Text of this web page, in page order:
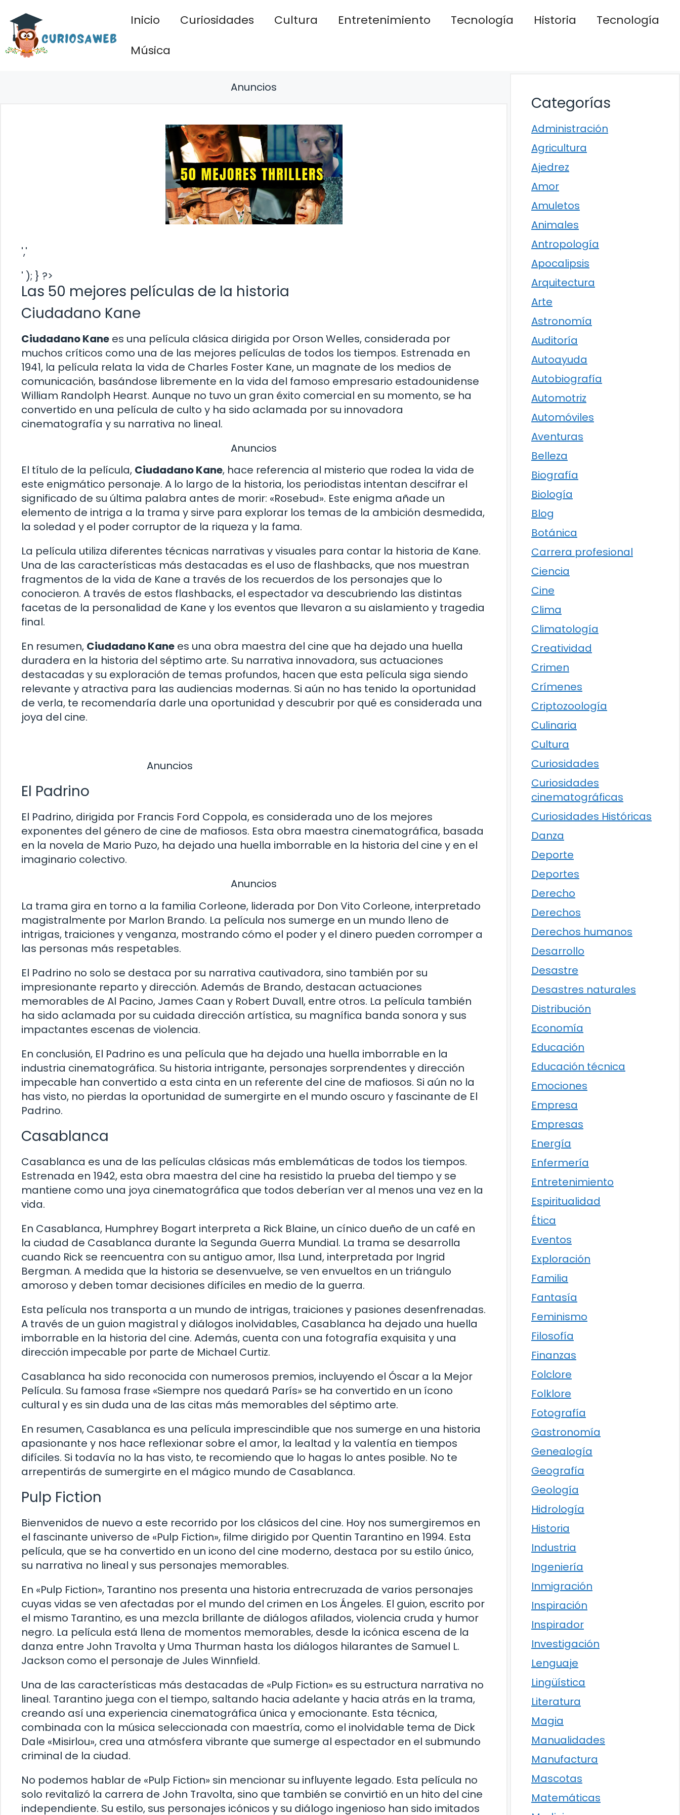
contenido
Inicio Curiosidades Cultura Entretenimiento Tecnología Historia
Tecnología
Música
Anuncios
','
' ); } ?>
Las 50 mejores películas de la historia
Ciudadano Kane
Ciudadano Kane es una película clásica dirigida por Orson Welles, considerada por
muchos críticos como una de las mejores películas de todos los tiempos. Estrenada en
1941, la película relata la vida de Charles Foster Kane, un magnate de los medios de
comunicación, basándose libremente en la vida del famoso empresario estadounidense
William Randolph Hearst. Aunque no tuvo un gran éxito comercial en su momento, se ha
convertido en una película de culto y ha sido aclamada por su innovadora
cinematografía y su narrativa no lineal.
Anuncios
El título de la película, Ciudadano Kane, hace referencia al misterio que rodea la vida de
este enigmático personaje. A lo largo de la historia, los periodistas intentan descifrar el
significado de su última palabra antes de morir: «Rosebud». Este enigma añade un
elemento de intriga a la trama y sirve para explorar los temas de la ambición desmedida,
la soledad y el poder corruptor de la riqueza y la fama.
La película utiliza diferentes técnicas narrativas y visuales para contar la historia de Kane.
Una de las características más destacadas es el uso de flashbacks, que nos muestran
fragmentos de la vida de Kane a través de los recuerdos de los personajes que lo
conocieron. A través de estos flashbacks, el espectador va descubriendo las distintas
facetas de la personalidad de Kane y los eventos que llevaron a su aislamiento y tragedia
final.
En resumen, Ciudadano Kane es una obra maestra del cine que ha dejado una huella
duradera en la historia del séptimo arte. Su narrativa innovadora, sus actuaciones
destacadas y su exploración de temas profundos, hacen que esta película siga siendo
relevante y atractiva para las audiencias modernas. Si aún no has tenido la oportunidad
de verla, te recomendaría darle una oportunidad y descubrir por qué es considerada una
joya del cine.
Anuncios
El Padrino
El Padrino, dirigida por Francis Ford Coppola, es considerada uno de los mejores
exponentes del género de cine de mafiosos. Esta obra maestra cinematográfica, basada
en la novela de Mario Puzo, ha dejado una huella imborrable en la historia del cine y en el
imaginario colectivo.
Anuncios
La trama gira en torno a la familia Corleone, liderada por Don Vito Corleone, interpretado
magistralmente por Marlon Brando. La película nos sumerge en un mundo lleno de
intrigas, traiciones y venganza, mostrando cómo el poder y el dinero pueden corromper a
las personas más respetables.
El Padrino no solo se destaca por su narrativa cautivadora, sino también por su
impresionante reparto y dirección. Además de Brando, destacan actuaciones
memorables de Al Pacino, James Caan y Robert Duvall, entre otros. La película también
ha sido aclamada por su cuidada dirección artística, su magnífica banda sonora y sus
impactantes escenas de violencia.
En conclusión, El Padrino es una película que ha dejado una huella imborrable en la
industria cinematográfica. Su historia intrigante, personajes sorprendentes y dirección
impecable han convertido a esta cinta en un referente del cine de mafiosos. Si aún no la
has visto, no pierdas la oportunidad de sumergirte en el mundo oscuro y fascinante de El
Padrino.
Casablanca
Casablanca es una de las películas clásicas más emblemáticas de todos los tiempos.
Estrenada en 1942, esta obra maestra del cine ha resistido la prueba del tiempo y se
mantiene como una joya cinematográfica que todos deberían ver al menos una vez en la
vida.
En Casablanca, Humphrey Bogart interpreta a Rick Blaine, un cínico dueño de un café en
la ciudad de Casablanca durante la Segunda Guerra Mundial. La trama se desarrolla
cuando Rick se reencuentra con su antiguo amor, Ilsa Lund, interpretada por Ingrid
Bergman. A medida que la historia se desenvuelve, se ven envueltos en un triángulo
amoroso y deben tomar decisiones difíciles en medio de la guerra.
Esta película nos transporta a un mundo de intrigas, traiciones y pasiones desenfrenadas.
A través de un guion magistral y diálogos inolvidables, Casablanca ha dejado una huella
imborrable en la historia del cine. Además, cuenta con una fotografía exquisita y una
dirección impecable por parte de Michael Curtiz.
Casablanca ha sido reconocida con numerosos premios, incluyendo el Óscar a la Mejor
Película. Su famosa frase «Siempre nos quedará París» se ha convertido en un ícono
cultural y es sin duda una de las citas más memorables del séptimo arte.
En resumen, Casablanca es una película imprescindible que nos sumerge en una historia
apasionante y nos hace reflexionar sobre el amor, la lealtad y la valentía en tiempos
difíciles. Si todavía no la has visto, te recomiendo que lo hagas lo antes posible. No te
arrepentirás de sumergirte en el mágico mundo de Casablanca.
Pulp Fiction
Bienvenidos de nuevo a este recorrido por los clásicos del cine. Hoy nos sumergiremos en
el fascinante universo de «Pulp Fiction», filme dirigido por Quentin Tarantino en 1994. Esta
película, que se ha convertido en un icono del cine moderno, destaca por su estilo único,
su narrativa no lineal y sus personajes memorables.
En «Pulp Fiction», Tarantino nos presenta una historia entrecruzada de varios personajes
cuyas vidas se ven afectadas por el mundo del crimen en Los Ángeles. El guion, escrito por
el mismo Tarantino, es una mezcla brillante de diálogos afilados, violencia cruda y humor
negro. La película está llena de momentos memorables, desde la icónica escena de la
danza entre John Travolta y Uma Thurman hasta los diálogos hilarantes de Samuel L.
Jackson como el personaje de Jules Winnfield.
Una de las características más destacadas de «Pulp Fiction» es su estructura narrativa no
lineal. Tarantino juega con el tiempo, saltando hacia adelante y hacia atrás en la trama,
creando así una experiencia cinematográfica única y emocionante. Esta técnica,
combinada con la música seleccionada con maestría, como el inolvidable tema de Dick
Dale «Misirlou», crea una atmósfera vibrante que sumerge al espectador en el submundo
criminal de la ciudad.
No podemos hablar de «Pulp Fiction» sin mencionar su influyente legado. Esta película no
solo revitalizó la carrera de John Travolta, sino que también se convirtió en un hito del cine
independiente. Su estilo, sus personajes icónicos y su diálogo ingenioso han sido imitados
Categorías
Administración
Agricultura
Ajedrez
Amor
Amuletos
Animales
Antropología
Apocalipsis
Arquitectura
Arte
Astronomía
Auditoría
Autoayuda
Autobiografía
Automotriz
Automóviles
Aventuras
Belleza
Biografía
Biología
Blog
Botánica
Carrera profesional
Ciencia
Cine
Clima
Climatología
Creatividad
Crimen
Crímenes
Criptozoología
Culinaria
Cultura
Curiosidades
Curiosidades
cinematográficas
Curiosidades Históricas
Danza
Deporte
Deportes
Derecho
Derechos
Derechos humanos
Desarrollo
Desastre
Desastres naturales
Distribución
Economía
Educación
Educación técnica
Emociones
Empresa
Empresas
Energía
Enfermería
Entretenimiento
Espiritualidad
Ética
Eventos
Exploración
Familia
Fantasía
Feminismo
Filosofía
Finanzas
Folclore
Folklore
Fotografía
Gastronomía
Genealogía
Geografía
Geología
Hidrología
Historia
Industria
Ingeniería
Inmigración
Inspiración
Inspirador
Investigación
Lenguaje
Lingüística
Literatura
Magia
Manualidades
Manufactura
Mascotas
Matemáticas